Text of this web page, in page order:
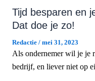
Tijd besparen en
Dat doe je zo!
Redactie / mei 31, 2023
Als ondernemer wil je je
bedrijf, en liever niet op